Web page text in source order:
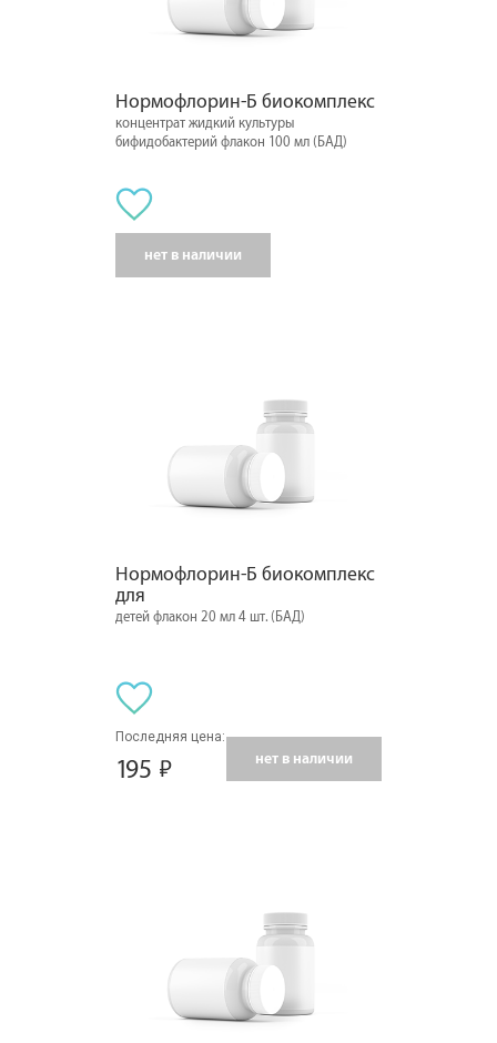
Нормофлорин-Б биокомплекс
концентрат жидкий культуры
бифидобактерий флакон 100 мл (БАД)
нет в наличии
Нормофлорин-Б биокомплекс
для
детей флакон 20 мл 4 шт. (БАД)
Последняя цена:
195 нет в наличии